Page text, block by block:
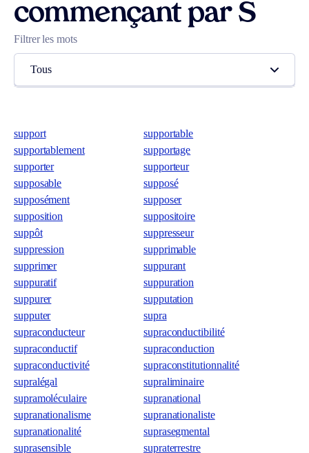
commençant par S
Filtrer les mots
Tous
support
supportable
supportablement
supportage
supporter
supporteur
supposable
supposé
supposément
supposer
supposition
suppositoire
suppôt
suppresseur
suppression
supprimable
supprimer
suppurant
suppuratif
suppuration
suppurer
supputation
supputer
supra
supraconducteur
supraconductibilité
supraconductif
supraconduction
supraconductivité
supraconstitutionnalité
supralégal
supraliminaire
supramoléculaire
supranational
supranationalisme
supranationaliste
supranationalité
suprasegmental
suprasensible
supraterrestre